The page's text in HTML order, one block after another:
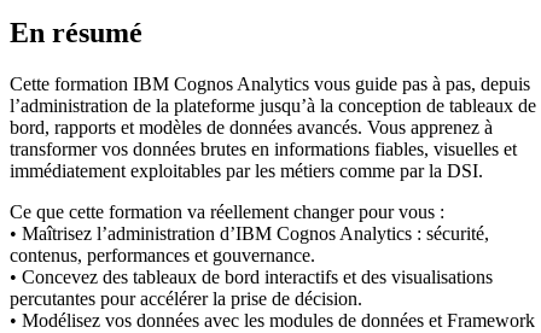
En résumé
Cette formation IBM Cognos Analytics vous guide pas à pas, depuis
l’administration de la plateforme jusqu’à la conception de tableaux de
bord, rapports et modèles de données avancés. Vous apprenez à
transformer vos données brutes en informations fiables, visuelles et
immédiatement exploitables par les métiers comme par la DSI.
Ce que cette formation va réellement changer pour vous :
• Maîtrisez l’administration d’IBM Cognos Analytics : sécurité,
contenus, performances et gouvernance.
• Concevez des tableaux de bord interactifs et des visualisations
percutantes pour accélérer la prise de décision.
• Modélisez vos données avec les modules de données et Framework